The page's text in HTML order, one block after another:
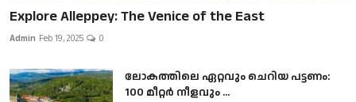
Explore Alleppey: The Venice of the East
Admin Feb 19, 2025 0
ലോകത്തിലെ ഏറ്റവും ചെറിയ പട്ടണം:
100 മീറ്റർ നീളവും ...